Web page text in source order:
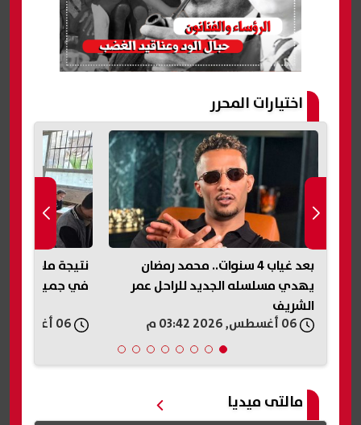
اختيارات المحرر
نتيجة ملاحق الشهادة الإعدادية 2026
في جميع المحافظات
تعرض لسكتة
الاتحاد
مالتى ميديا